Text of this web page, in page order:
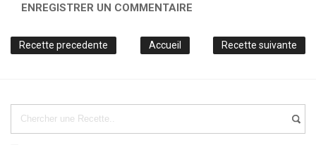
ENREGISTRER UN COMMENTAIRE
Recette precedente Recette suivante
Accueil